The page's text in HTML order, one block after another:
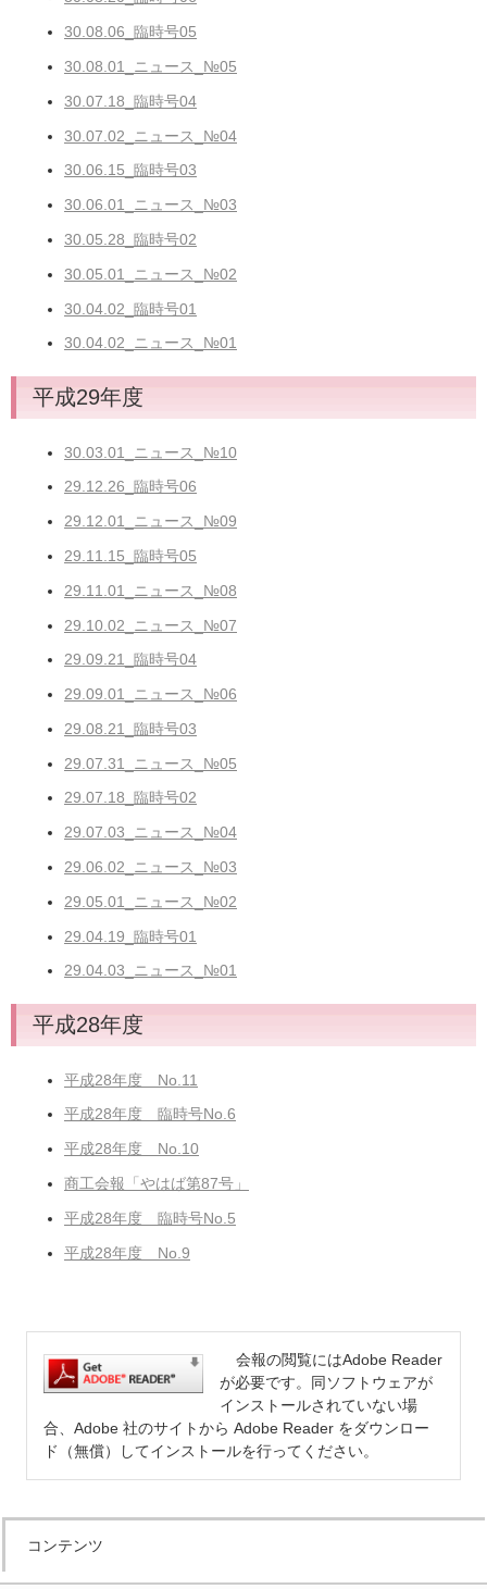
30.08.06_臨時号05
30.08.01_ニュース_№05
30.07.18_臨時号04
30.07.02_ニュース_№04
30.06.15_臨時号03
30.06.01_ニュース_№03
30.05.28_臨時号02
30.05.01_ニュース_№02
30.04.02_臨時号01
30.04.02_ニュース_№01
平成29年度
30.03.01_ニュース_№10
29.12.26_臨時号06
29.12.01_ニュース_№09
29.11.15_臨時号05
29.11.01_ニュース_№08
29.10.02_ニュース_№07
29.09.21_臨時号04
29.09.01_ニュース_№06
29.08.21_臨時号03
29.07.31_ニュース_№05
29.07.18_臨時号02
29.07.03_ニュース_№04
29.06.02_ニュース_№03
29.05.01_ニュース_№02
29.04.19_臨時号01
29.04.03_ニュース_№01
平成28年度
平成28年度 No.11
平成28年度 臨時号No.6
平成28年度 No.10
商工会報「やはば第87号」
平成28年度 臨時号No.5
平成28年度 No.9
会報の閲覧にはAdobe Reader
が必要です。同ソフトウェアが
インストールされていない場
合、Adobe 社のサイトから Adobe Reader をダウンロー
ド（無償）してインストールを行ってください。
コンテンツ